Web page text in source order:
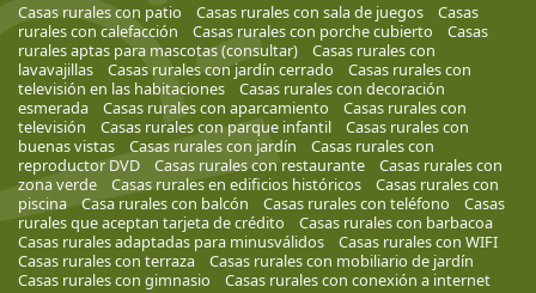
Casas rurales con patio Casas rurales con sala de juegos
Casas
rurales con calefacción
Casas rurales con porche cubierto
Casas
rurales aptas para mascotas (consultar)
Casas rurales con
lavavajillas
Casas rurales con jardín cerrado
Casas rurales con
televisión en las habitaciones
Casas rurales con decoración
esmerada
Casas rurales con aparcamiento
Casas rurales con
televisión
Casas rurales con parque infantil
Casas rurales con
buenas vistas
Casas rurales con jardín
Casas rurales con
reproductor DVD
Casas rurales con restaurante
Casas rurales con
zona verde
Casas rurales en edificios históricos
Casas rurales con
piscina
Casa rurales con balcón Casas rurales con teléfono
Casas
rurales que aceptan tarjeta de crédito
Casas rurales con barbacoa
Casas rurales adaptadas para minusválidos
Casas rurales con WIFI
Casas rurales con terraza
Casas rurales con mobiliario de jardín
Casas rurales con gimnasio
Casas rurales con conexión a internet